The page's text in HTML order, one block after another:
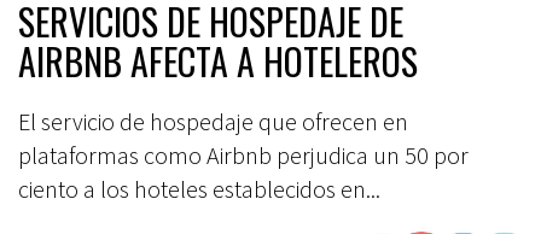
SERVICIOS DE HOSPEDAJE DE
AIRBNB AFECTA A HOTELEROS
El servicio de hospedaje que ofrecen en
plataformas como Airbnb perjudica un 50 por
ciento a los hoteles establecidos en...